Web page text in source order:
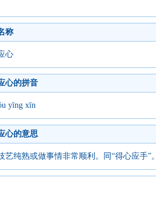
称
心
心的拼音
yīng xīn
心的意思
艺纯熟或做事情非常顺利。同“得心应手”。